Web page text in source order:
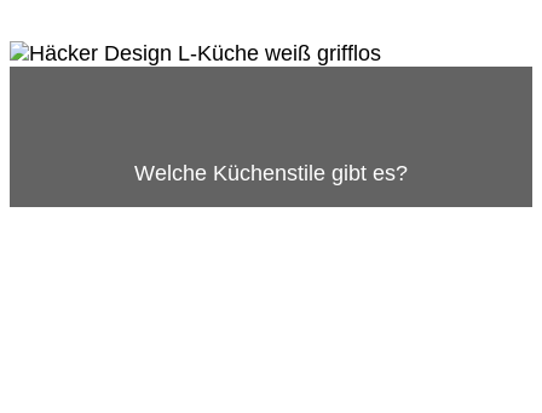
Welche Küchenstile gibt es?